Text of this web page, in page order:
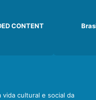
CONTENT
cultural e social da